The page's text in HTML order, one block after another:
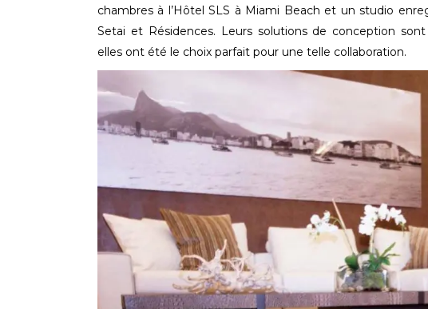
chambres à l’Hôtel SLS à Miami Beach et un studio
Setai et Résidences. Leurs solutions de conception
elles ont été le choix parfait pour une telle collaboration.